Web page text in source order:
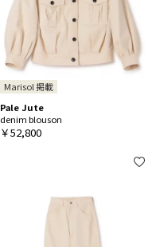
Marisol 掲載
Pale Jute
denim blouson
￥52,800